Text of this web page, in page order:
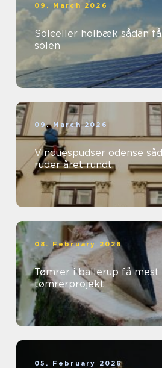
09. March 2026
Solceller holbæk sådan får du mest ud af
solen
09. March 2026
Vinduespudser odense sådan får du rene
ruder året rundt
08. February 2026
Tømrer i ballerup få mest værdi ud af dit
tømrerprojekt
05. February 2026